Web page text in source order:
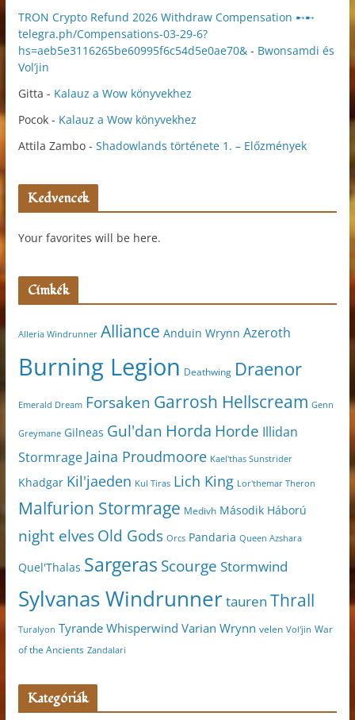
TRON Crypto Refund 2026 Withdraw Compensation ➸➸
telegra.ph/Compensations-03-29-6?
hs=aeb5e3116265be60995f6c54d5e0ae70&- Bwonsamdi és
Vol’jin
Gitta - Kalauz a Wow könyvekhez
Pocok- Kalauz a Wow könyvekhez
Attila Zambo- Shadowlands története 1. – Előzmények
Kedvencek
Your favorites will be here.
Címkék
Alleria Windrunner Alliance Anduin Wrynn Azeroth
Burning Legion Deathwing Draenor
Emerald Dream Forsaken Garrosh Hellscream Genn
Greymane Gilneas Gul'dan Horda Horde Illidan
Stormrage Jaina Proudmoore Kael'thas Sunstrider
Khadgar Kil'jaeden Kul Tiras Lich King Lor'themar Theron
Malfurion Stormrage Medivh Második Háború
night elves Old Gods Orcs Pandaria Queen Azshara
Quel'Thalas Sargeras Scourge Stormwind
Sylvanas Windrunnertauren Thrall
Turalyon Tyrande Whisperwind Varian Wrynn velen Vol'jin War
of the Ancients Zandalari
Kategóriák